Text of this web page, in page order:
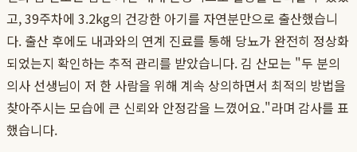
고, 39주차에 3.2kg의 건강한 아기를 자연분만으로 출산했습니
다. 출산 후에도 내과와의 연계 진료를 통해 당뇨가 완전히 정상화
되었는지 확인하는 추적 관리를 받았습니다. 김 산모는 "두 분의
의사 선생님이 저 한 사람을 위해 계속 상의하면서 최적의 방법을
찾아주시는 모습에 큰 신뢰와 안정감을 느꼈어요."라며 감사를 표
했습니다.